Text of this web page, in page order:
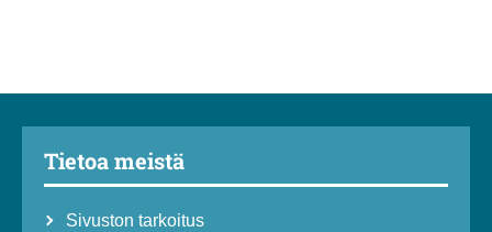
Tietoa meistä
Sivuston tarkoitus